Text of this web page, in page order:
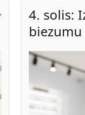
4. solis:
biezumu